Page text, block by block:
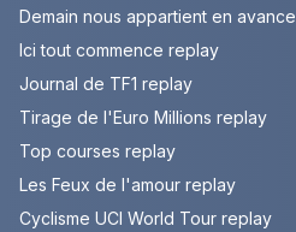
Demain nous appartient en avance
Ici tout commence replay
Journal de TF1 replay
Tirage de l'Euro Millions replay
Top courses replay
Les Feux de l'amour replay
Cyclisme UCI World Tour replay